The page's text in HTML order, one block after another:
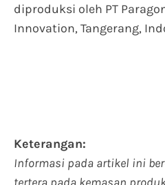
diproduksi oleh PT
Innovation, Tangerang,
Keterangan:
Informasi pada artikel ini